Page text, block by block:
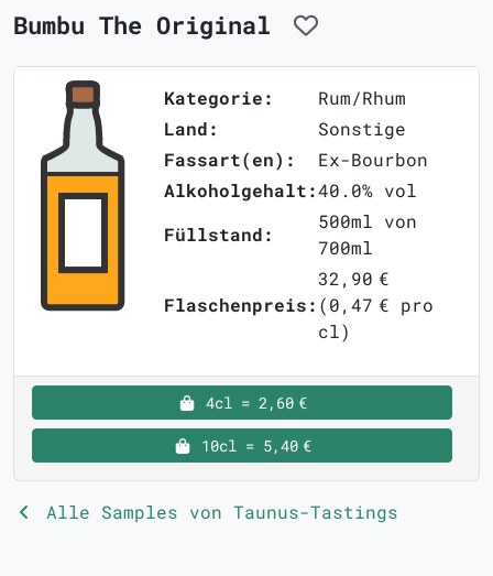
Bumbu The Original
Kategorie:
Rum/Rhum
Land:
Sonstige
Fassart(en):
Ex-Bourbon
Alkoholgehalt:40.0% vol
Füllstand:
500ml von
700ml
Flaschenpreis:
32,90 €
(0,47 € pro
cl)
4cl = 2,60 €
10cl = 5,40 €
Alle Samples von Taunus-Tastings